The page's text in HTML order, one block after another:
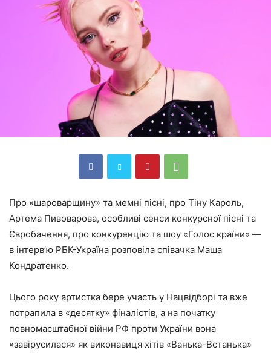
Про «шароварщину» та мемні пісні, про Тіну Кароль,
Артема Пивоварова, особливі сенси конкурсної пісні та
Євробачення, про конкуренцію та шоу «Голос країни» —
в інтерв’ю РБК-Україна розповіла співачка Маша
Кондратенко.
Цього року артистка бере участь у Нацвідборі та вже
потрапила в «десятку» фіналістів, а на початку
повномасштабної війни РФ проти України вона
«завірусилася» як виконавиця хітів «Ванька-Встанька»